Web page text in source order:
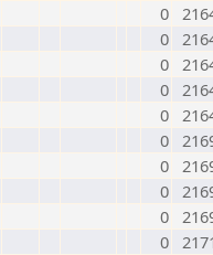
0
0
0
0
0
0
0
0
0
0